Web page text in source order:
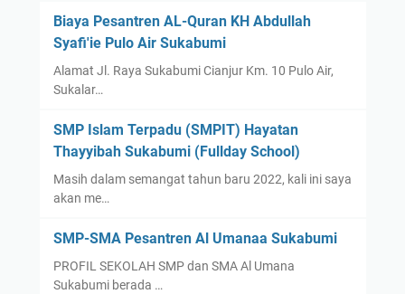
d
o
n
i
a
Biaya Pesantren AL-Quran KH Abdullah
Syafi'ie Pulo Air Sukabumi
Alamat Jl. Raya Sukabumi Cianjur Km. 10 Pulo Air,
Sukalar…
SMP Islam Terpadu (SMPIT) Hayatan
Thayyibah Sukabumi (Fullday School)
Masih dalam semangat tahun baru 2022, kali ini saya
akan me…
SMP-SMA Pesantren Al Umanaa Sukabumi
PROFIL SEKOLAH SMP dan SMA Al Umana
Sukabumi berada …